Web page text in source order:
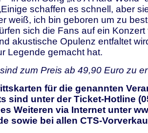
schaffen es schnell, aber
weiß, ich bin geboren um zu
sich die Fans auf ein
akustische Opulenz entfaltet
Legende gemacht hat.
zum Preis ab 49,90 Euro zu
für die genannten
sind unter der Ticket-Hotline
Weiteren via Internet unter
sowie bei allen CTS-